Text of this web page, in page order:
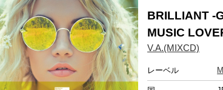
BRILLIANT -
MUSIC
V.A.(MIXCD)
レーベル